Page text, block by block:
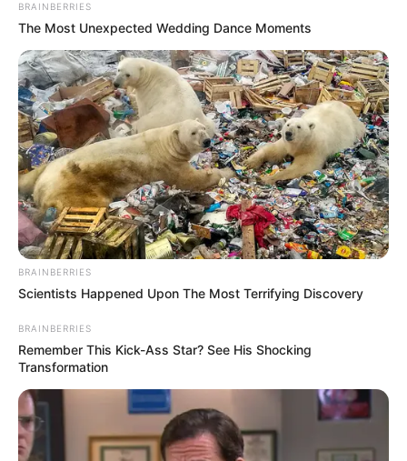
Did You Notice How Natural Simba’s Movements
Looked In The Movie?
BRAINBERRIES
Why everything you thought you knew about water
might be wrong
CTA LOVE
Top 9 Most Controversial 'Late Show' Moments
BRAINBERRIES
BRAINBERRIES
The Most Unexpected Wedding Dance Moments
BRAINBERRIES
Scientists Happened Upon The Most Terrifying Discovery
BRAINBERRIES
Remember This Kick-Ass Star? See His Shocking
Transformation